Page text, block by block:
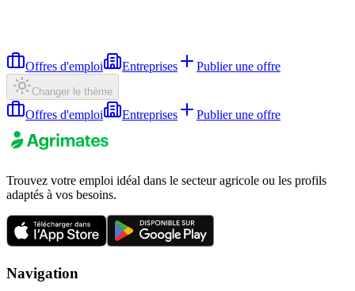
Offres d'emploi Entreprises Publier une offre
Changer le thème
Offres d'emploi Entreprises Publier une offre
Trouvez votre emploi idéal dans le secteur agricole ou les profils
adaptés à vos besoins.
Navigation